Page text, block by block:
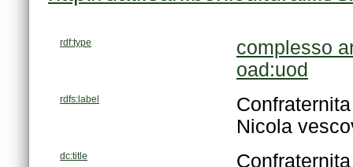
rdf:type
complesso
oad:uod
rdfs:label
Nicola
dc:title